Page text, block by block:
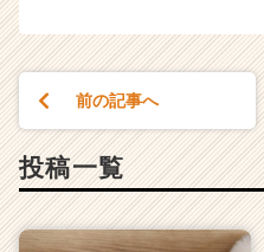
前の記事へ
投稿一覧